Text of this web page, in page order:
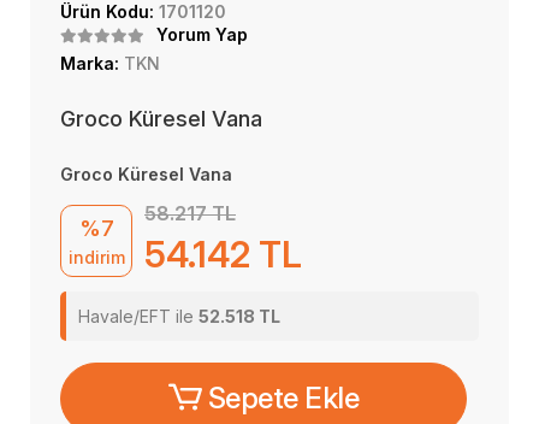
Ürün Kodu: 1701120
Yorum Yap
Marka: TKN
Groco Küresel Vana
Groco Küresel Vana
%7
indirim
58.217 TL
54.142 TL
Havale/EFT ile 52.518 TL
Sepete Ekle